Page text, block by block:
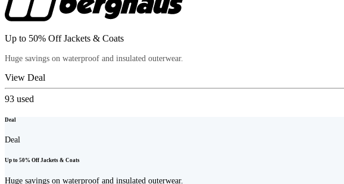
Up to 50% Off Jackets & Coats
Huge savings on waterproof and insulated outerwear.
View Deal
93 used
Deal
Deal
Up to 50% Off Jackets & Coats
Huge savings on waterproof and insulated outerwear.